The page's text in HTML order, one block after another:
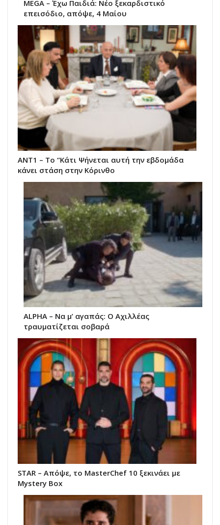
MEGA – Έχω Παιδιά: Νέο ξεκαρδιστικό
επεισόδιο, απόψε, 4 Μαίου
ANT1 – Το “Κάτι Ψήνεται αυτή την εβδομάδα
κάνει στάση στην Κόρινθο
ALPHA – Να μ’ αγαπάς: Ο Αχιλλέας
τραυματίζεται σοβαρά
STAR – Απόψε, το MasterChef 10 ξεκινάει με
Mystery Box